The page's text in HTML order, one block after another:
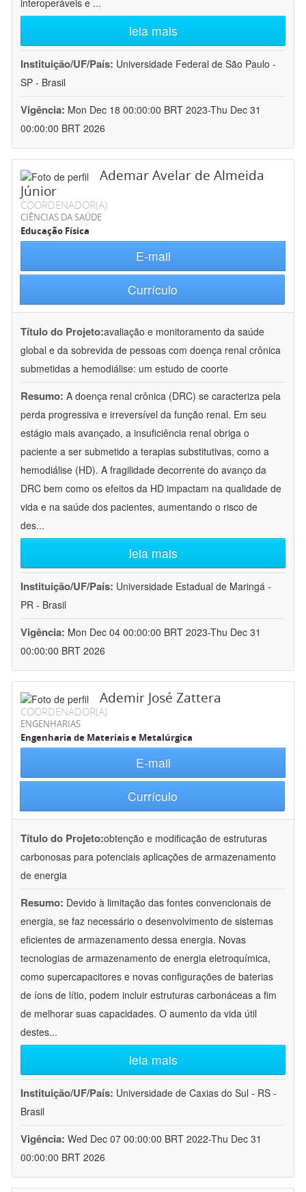
interoperáveis e ...
leia mais
Instituição/UF/País: Universidade Federal de São Paulo -
SP - Brasil
Vigência: Mon Dec 18 00:00:00 BRT 2023-Thu Dec 31
00:00:00 BRT 2026
Ademar Avelar de Almeida
Júnior
COORDENADOR(A)
CIÊNCIAS DA SAÚDE
Educação Física
E-mail
Currículo
Título do Projeto:avaliação e monitoramento da saúde
global e da sobrevida de pessoas com doença renal crônica
submetidas a hemodiálise: um estudo de coorte
Resumo: A doença renal crônica (DRC) se caracteriza pela
perda progressiva e irreversível da função renal. Em seu
estágio mais avançado, a insuficiência renal obriga o
paciente a ser submetido a terapias substitutivas, como a
hemodiálise (HD). A fragilidade decorrente do avanço da
DRC bem como os efeitos da HD impactam na qualidade de
vida e na saúde dos pacientes, aumentando o risco de
des...
leia mais
Instituição/UF/País: Universidade Estadual de Maringá -
PR - Brasil
Vigência: Mon Dec 04 00:00:00 BRT 2023-Thu Dec 31
00:00:00 BRT 2026
Ademir José Zattera
COORDENADOR(A)
ENGENHARIAS
Engenharia de Materiais e Metalúrgica
E-mail
Currículo
Título do Projeto:obtenção e modificação de estruturas
carbonosas para potenciais aplicações de armazenamento
de energia
Resumo: Devido à limitação das fontes convencionais de
energia, se faz necessário o desenvolvimento de sistemas
eficientes de armazenamento dessa energia. Novas
tecnologias de armazenamento de energia eletroquímica,
como supercapacitores e novas configurações de baterias
de íons de lítio, podem incluir estruturas carbonáceas a fim
de melhorar suas capacidades. O aumento da vida útil
destes...
leia mais
Instituição/UF/País: Universidade de Caxias do Sul - RS -
Brasil
Vigência: Wed Dec 07 00:00:00 BRT 2022-Thu Dec 31
00:00:00 BRT 2026